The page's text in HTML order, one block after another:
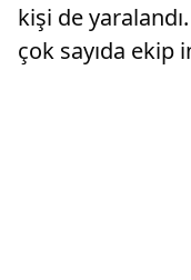
kişi de
çok sayıda ekip